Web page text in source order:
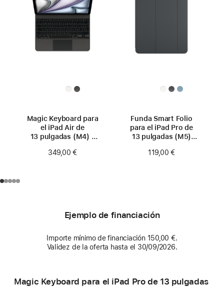
Magic Keyboard para
el iPad Air de
13 pulgadas (M4) -
349,00 €
Funda Smart Folio
para el iPad Pro de
13 pulgadas (M5)
119,00 €
Ejemplo de financiación
Importe mínimo de financiación 150,00 €.
Validez de la oferta hasta el 30/09/2026.
Magic Keyboard para el iPad Pro de 13 pulgadas